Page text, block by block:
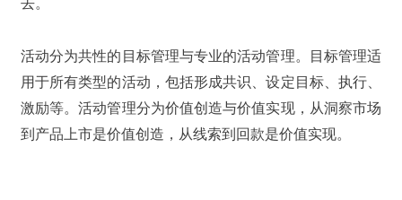
活动分为共性的目标管理与专业的活动管理。目标管理适
用于所有类型的活动，包括形成共识、设定目标、执行、
激励等。活动管理分为价值创造与价值实现，从洞察市场
到产品上市是价值创造，从线索到回款是价值实现。